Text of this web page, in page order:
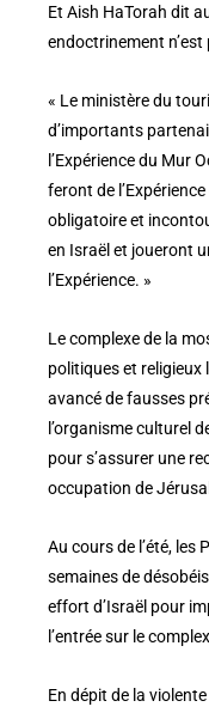
Et Aish HaTorah dit
endoctrinement
« Le ministère du
d’importants
l’Expérience du Mur
feront de
obligatoire et
en Israël et joueront
l’Expérience. »
Le complexe de la
politiques et religieux
avancé de fausses
l’organisme culturel
pour s’assurer une
occupation de
Au cours de l’été, les
semaines de
effort d’Israël pour
l’entrée sur le
En dépit de la